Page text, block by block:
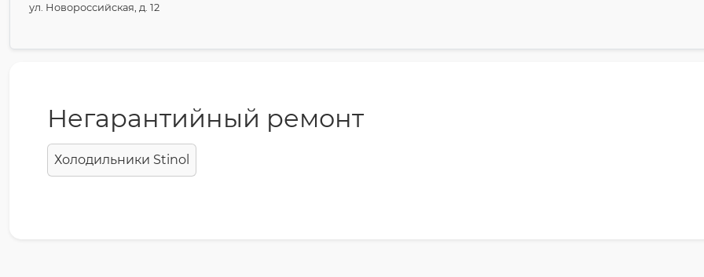
ул. Новороссийская, д. 12
Негарантийный ремонт
Холодильники Stinol